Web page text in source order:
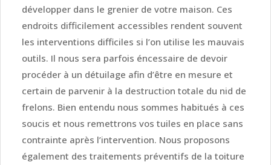
développer dans le grenier de votre maison. Ces
endroits difficilement accessibles rendent souvent
les interventions difficiles si l’on utilise les mauvais
outils. Il nous sera parfois éncessaire de devoir
procéder à un détuilage afin d’être en mesure et
certain de parvenir à la destruction totale du nid de
frelons. Bien entendu nous sommes habitués à ces
soucis et nous remettrons vos tuiles en place sans
contrainte après l’intervention. Nous proposons
également des traitements préventifs de la toiture